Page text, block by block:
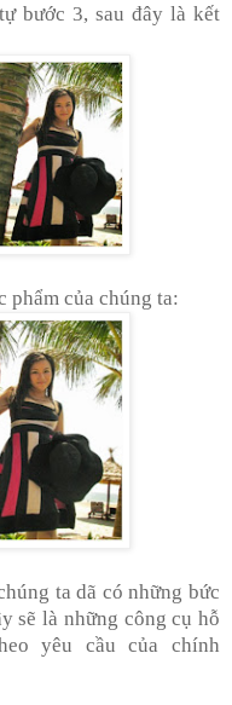
bước 3, sau đây là kết
phẩm của chúng ta:
ta dã có những bức
sẽ là những công cụ hỗ
yêu cầu của chính